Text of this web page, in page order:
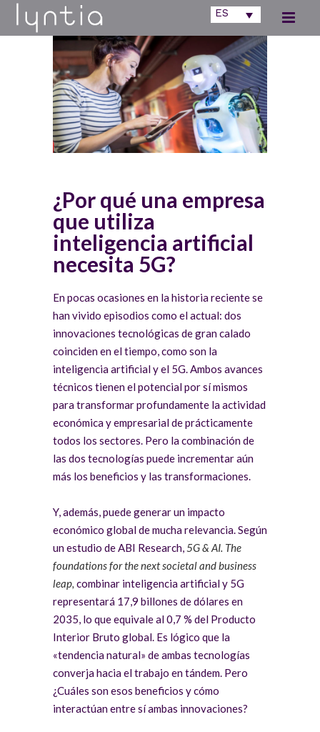
ES
¿Por qué una empresa
que utiliza
inteligencia artificial
necesita 5G?
En pocas ocasiones en la historia reciente se
han vivido episodios como el actual: dos
innovaciones tecnológicas de gran calado
coinciden en el tiempo, como son la
inteligencia artificial y el 5G. Ambos avances
técnicos tienen el potencial por sí mismos
para transformar profundamente la actividad
económica y empresarial de prácticamente
todos los sectores. Pero la combinación de
las dos tecnologías puede incrementar aún
más los beneficios y las transformaciones.
Y, además, puede generar un impacto
económico global de mucha relevancia. Según
un estudio de ABI Research,5G & AI. The
foundations for the next societal and business
leap, combinar inteligencia artificial y 5G
representará 17,9 billones de dólares en
2035, lo que equivale al 0,7 % del Producto
Interior Bruto global. Es lógico que la
«tendencia natural» de ambas tecnologías
converja hacia el trabajo en tándem. Pero
¿Cuáles son esos beneficios y cómo
interactúan entre sí ambas innovaciones?